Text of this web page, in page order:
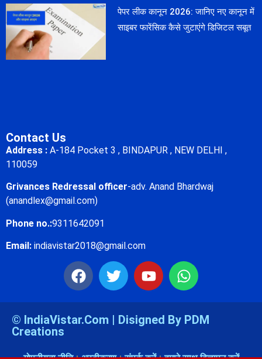
पेपर लीक कानून 2026: जानिए नए कानून में
साइबर फारेंसिक कैसे जुटाएंगे डिजिटल सबूत
Contact Us
Address : A-184 Pocket 3 , BINDAPUR , NEW DELHI ,
110059
Grivances Redressal officer-adv. Anand Bhardwaj
(anandlex@gmail.com)
Phone no.:9311642091
Email: indiavistar2018@gmail.com
© IndiaVistar.Com | Disigned By PDM
Creations